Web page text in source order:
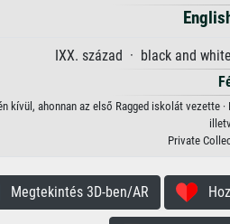
IXX. század · black and
kívül, ahonnan az első Ragged iskolát
Private
Megtekintés 3D-ben/AR